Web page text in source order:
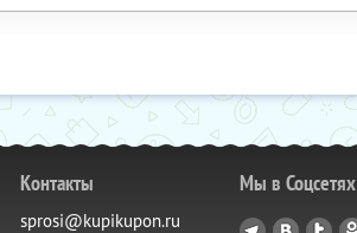
Контакты
sprosi@kupikupon.ru
Мы в Соцсетях